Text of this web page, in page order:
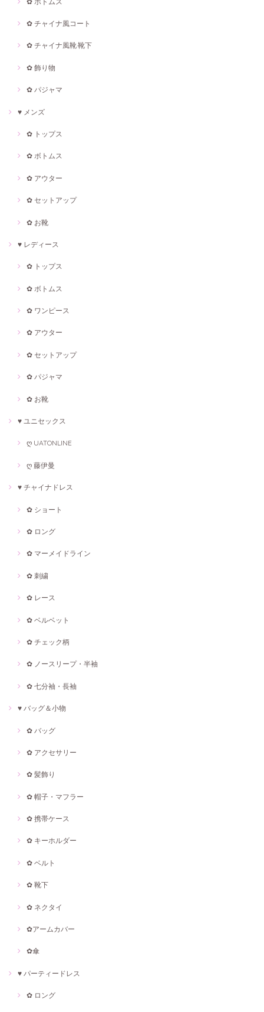
✿ チャイナ風コート
✿ チャイナ風靴·靴下
✿ 飾り物
✿ パジャマ
♥ メンズ
✿ トップス
✿ ボトムス
✿ アウター
✿ セットアップ
✿ お靴
♥ レディース
✿ トップス
✿ ボトムス
✿ ワンピース
✿ アウター
✿ セットアップ
✿ パジャマ
✿ お靴
♥ ユニセックス
ღ UATONLINE
ღ 藤伊曼
♥ チャイナドレス
✿ ショート
✿ ロング
✿ マーメイドライン
✿ 刺繍
✿ レース
✿ ベルベット
✿ チェック柄
✿ ノースリープ・半袖
✿ 七分袖・長袖
♥ バッグ＆小物
✿ バッグ
✿ アクセサリー
✿ 髪飾り
✿ 帽子・マフラー
✿ 携帯ケース
✿ キーホルダー
✿ ベルト
✿ 靴下
✿ ネクタイ
✿アームカバー
✿傘
♥ パーティードレス
✿ ロング